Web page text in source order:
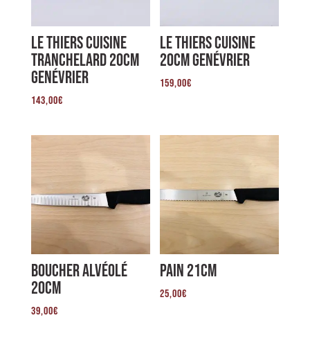
Le Thiers Cuisine
Tranchelard 20cm
Genévrier
143,00€
Le Thiers Cuisine
20cm Genévrier
159,00€
Boucher alvéolé
20cm
39,00€
Pain 21cm
25,00€